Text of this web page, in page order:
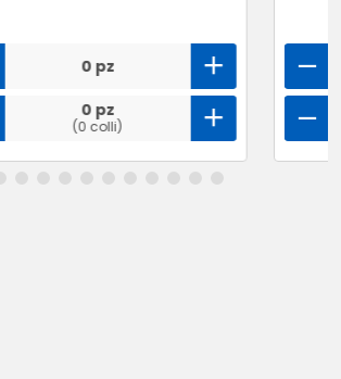
0 pz
0 pz
(0 colli)